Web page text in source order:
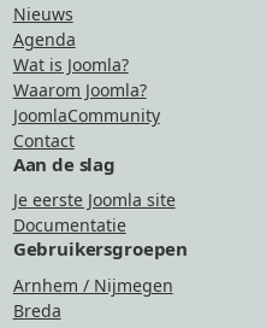
Nieuws
Agenda
Wat is Joomla?
Waarom Joomla?
JoomlaCommunity
Contact
Aan de slag
Je eerste Joomla site
Documentatie
Gebruikersgroepen
Arnhem / Nijmegen
Breda